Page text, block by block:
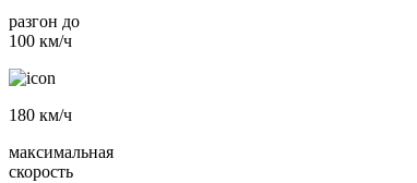
разгон до
100 км/ч
180 км/ч
максимальная
скорость